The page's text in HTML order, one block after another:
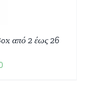
από 2 έως 26
Price